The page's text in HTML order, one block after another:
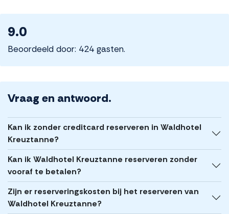
9.0
Beoordeeld door: 424 gasten.
Vraag en antwoord.
Kan ik zonder creditcard reserveren in Waldhotel
Kreuztanne?
Kan ik Waldhotel Kreuztanne reserveren zonder
vooraf te betalen?
Zijn er reserveringskosten bij het reserveren van
Waldhotel Kreuztanne?